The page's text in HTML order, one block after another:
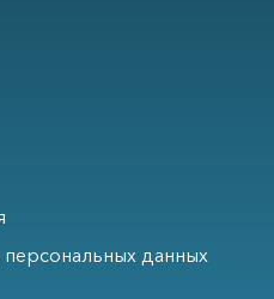
данных